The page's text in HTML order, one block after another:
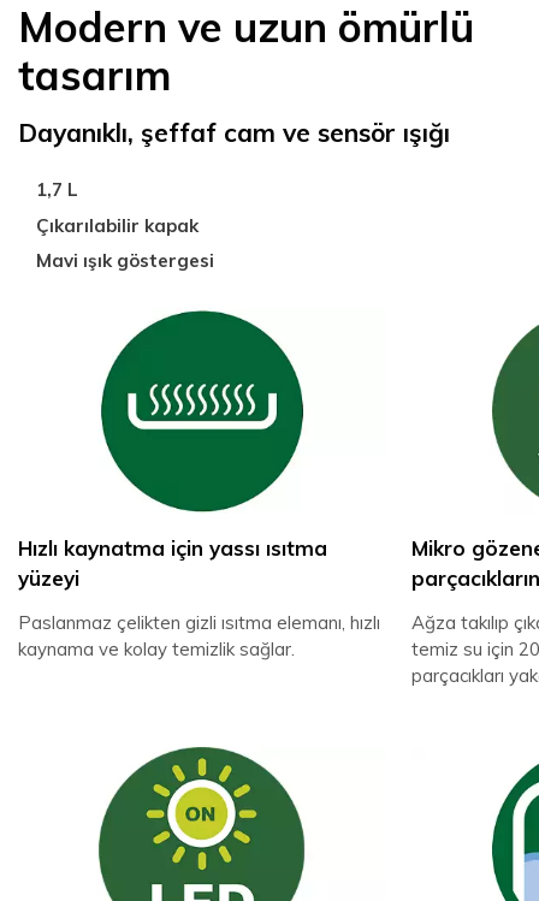
Modern ve uzun ömürlü
tasarım
Dayanıklı, şeffaf cam ve sensör ışığı
1,7 L
Çıkarılabilir kapak
Mavi ışık göstergesi
Hızlı kaynatma için yassı ısıtma
yüzeyi
Paslanmaz çelikten gizli ısıtma elemanı, hızlı
kaynama ve kolay temizlik sağlar.
Mikro
Ağza takılıp
temiz su için
parçacıkları